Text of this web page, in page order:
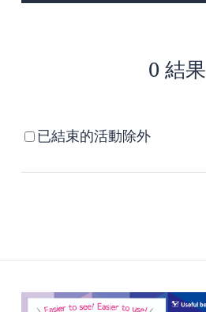
0 結果
已結束的活動除外